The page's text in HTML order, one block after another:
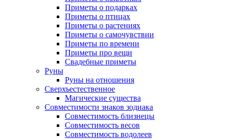
Приметы о подарках
Приметы о птицах
Приметы о растениях
Приметы о самочувствии
Приметы по времени
Приметы про вещи
Свадебные приметы
Руны
Руны на отношения
Сверхъестественное
Магические существа
Совместимости знаков зодиака
Совместимость близнецы
Совместимость весов
Совместимость водолеев